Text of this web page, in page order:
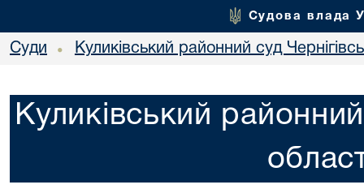
Судова влада
Суди • Куликівський районний суд
Куликівський районний